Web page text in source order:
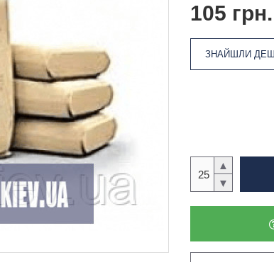
105 грн.
ЗНАЙШЛИ
▲
▼